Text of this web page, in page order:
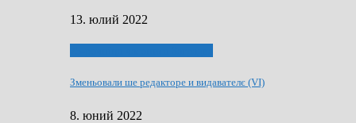
13. юлий 2022
Зменьовали ше редакторе и видавателє (VI)
8. юний 2022